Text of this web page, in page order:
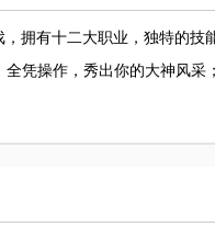
，拥有十二大职业，独特的
凭操作，秀出你的大神风